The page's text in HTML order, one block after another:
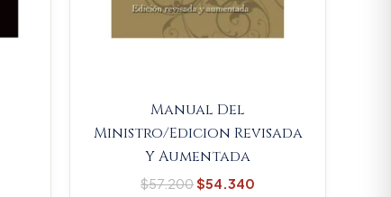
Manual Del
Ministro/Edicion Revisada
Y Aumentada
$57.200$54.340